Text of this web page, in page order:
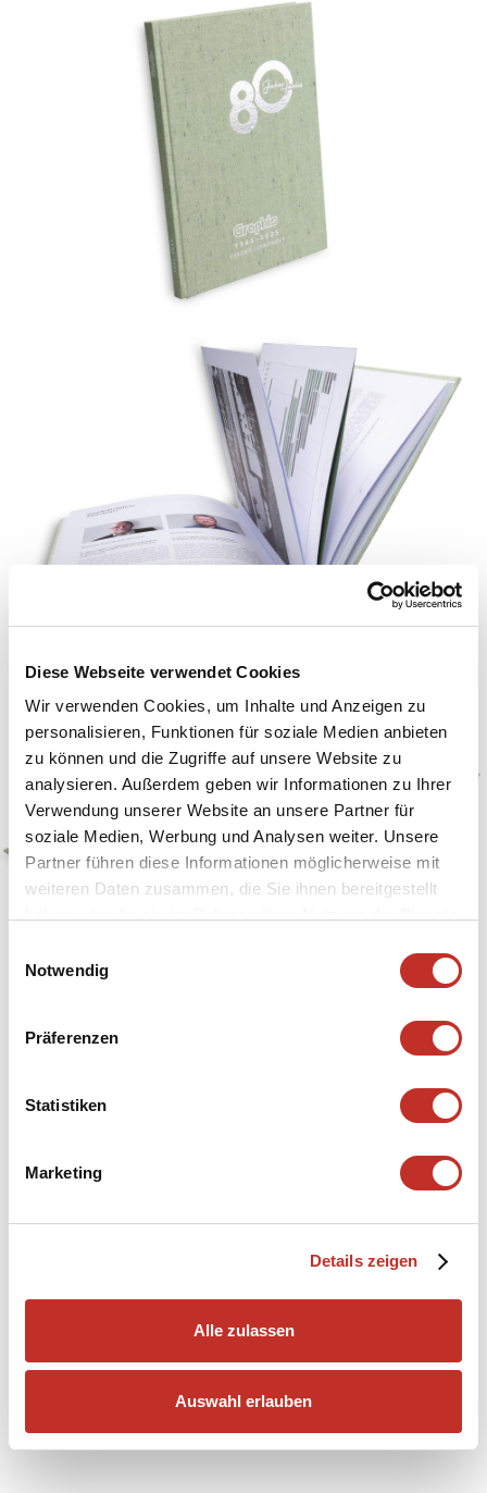
Diese Webseite verwendet Cookies
Wir verwenden Cookies, um Inhalte und Anzeigen zu
personalisieren, Funktionen für soziale Medien anbieten
zu können und die Zugriffe auf unsere Website zu
analysieren. Außerdem geben wir Informationen zu Ihrer
Verwendung unserer Website an unsere Partner für
soziale Medien, Werbung und Analysen weiter. Unsere
Partner führen diese Informationen möglicherweise mit
weiteren Daten zusammen, die Sie ihnen bereitgestellt
Notwendig
Präferenzen
Statistiken
Marketing
Details zeigen
Alle zulassen
Auswahl erlauben